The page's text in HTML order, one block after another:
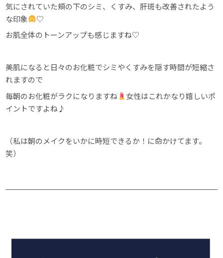
気にされていた頬の下のシミ、くすみ、肝斑も改善されたよう
な印象
♡
お肌全体のトーンアップも感じますね♡
美肌になると日々のお化粧でシミやくすみを隠す時間が短縮さ
れますので
毎朝のお化粧がラクになりますね
女性はこれかなり嬉しいポ
イントですよね♪
（私は朝のメイクをいかに時短できるか！に命かけてます。
笑）